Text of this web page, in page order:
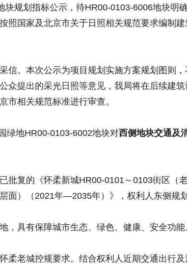
块规划指标公示，待HR00-0103-6006地块明
照国家及北京市关于日照相关规范要求编制
信。本次公示为项目规划实施方案规划图则
众提出的采光日照等意见，我局将在后续建筑
市相关规范标准进行审查。
绿地HR00-0103-6002地块对西侧地块交通及
批复的《怀柔新城HR00-0101～0103街区（
面）（2021年—2035年）》，权利人东侧规划
，具有保障城市生态、绿色、健康、安全功能
柔老城控规要求。结合权利人近期交通出行